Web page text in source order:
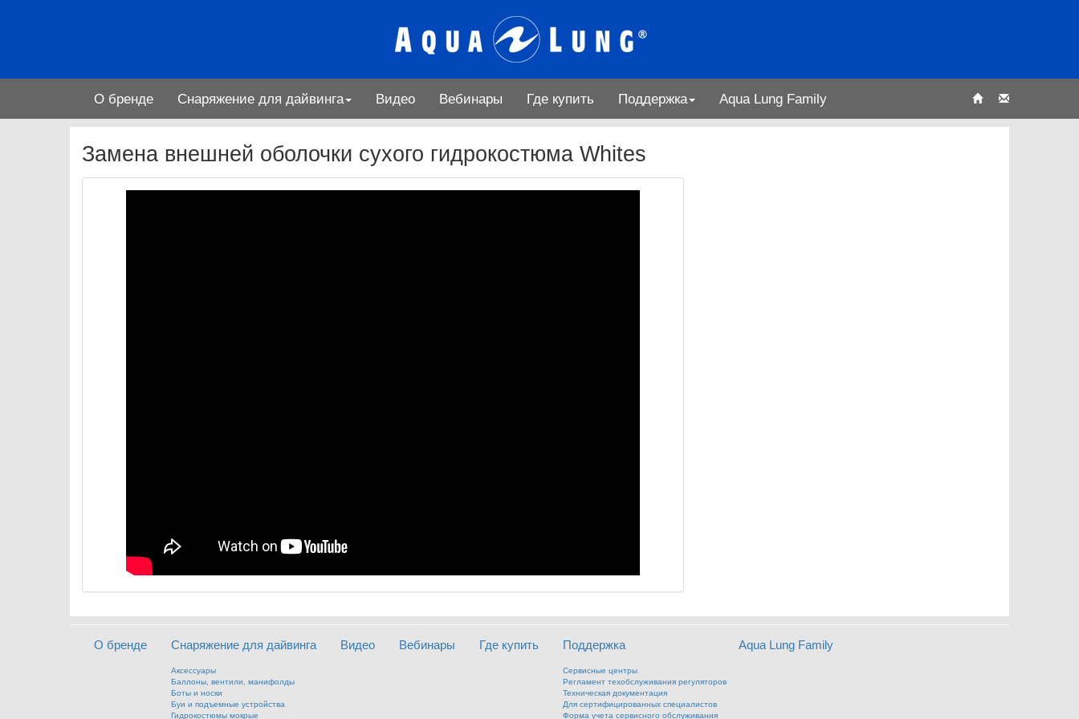
О бренде Снаряжение для дайвинга Видео Вебинары Где купить Поддержка Aqua Lung Family
Замена внешней оболочки сухого гидрокостюма Whites
О бренде Снаряжение для дайвинга
Аксессуары
Баллоны, вентили, манифолды
Боты и носки
Буи и подъемные устройства
Гидрокостюмы мокрые
Видео Вебинары Где купить Поддержка
Сервисные центры
Регламент техобслуживания регуляторов
Техническая документация
Для сертифицированных специалистов
Форма учета сервисного обслуживания
Aqua Lung Family